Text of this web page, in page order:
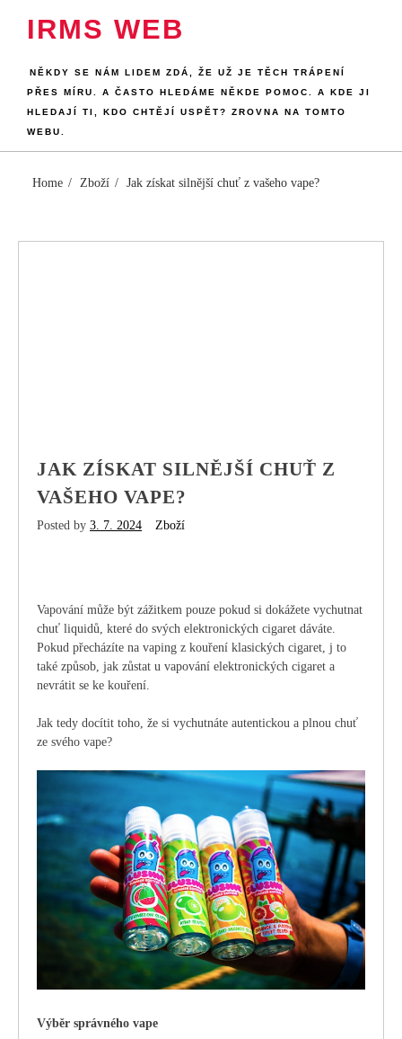
IRMS WEB
NĚKDY SE NÁM LIDEM ZDÁ, ŽE UŽ JE TĚCH TRÁPENÍ
PŘES MÍRU. A ČASTO HLEDÁME NĚKDE POMOC. A KDE JI
HLEDAJÍ TI, KDO CHTĚJÍ USPĚT? ZROVNA NA TOMTO
WEBU.
Home Zboží Jak získat silnější chuť z vašeho vape?
JAK ZÍSKAT SILNĚJŠÍ CHUŤ Z
VAŠEHO VAPE?
Posted by 3. 7. 2024 Zboží
Vapování může být zážitkem pouze pokud si dokážete vychutnat
chuť liquidů, které do svých elektronických cigaret dáváte.
Pokud přecházíte na vaping z kouření klasických cigaret, j to
také způsob, jak zůstat u vapování elektronických cigaret a
nevrátit se ke kouření.
Jak tedy docítit toho, že si vychutnáte autentickou a plnou chuť
ze svého vape?
Výběr správného vape